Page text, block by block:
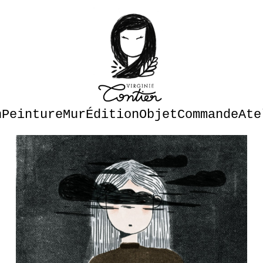
PeintureMurÉditionObjetCommande